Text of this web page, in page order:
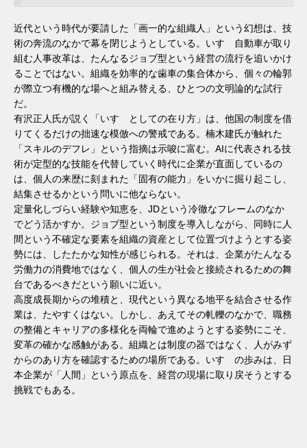
近代という時代が要請した「画一的な組織人」という幻想は、技
術の奔流のなかで幕を閉じようとしている。いすゞ自動車が取り
組む人事改革は、たんなるジョブ型という経営の流行を追いかけ
ることではない。組織を効率的な歯車の集合体から、個々の輪郭
が際立つ有機的な場へと組み替える、ひとつの文明論的な試行
だ。
有沢正人氏が説く「いすゞとしての在り方」は、他国の制度を借
りてくるだけの拙速な模倣への警戒である。楠木建氏が触れた
「スキルのデフレ」という指摘は示唆に富む。AIに代表される技
術が定型的な技能を代替していく時代に企業が直面しているの
は、個人の来歴に刻まれた「固有の能力」をいかに掘り起こし、
結集させるかという問いに他ならない。
定量化しづらい経験や知恵を、JDという冷徹なフレームのなか
でどう活かすか。ジョブ型という制度を導入しながら、同時に人
間という不確定な要素を組織の資産として位置づけようとする姿
勢には、したたかな知性が感じられる。それは、企業がたんなる
労働力の消費地ではなく、個人の生が社会と接続されるための舞
台であるべきだという願いに近い。
高度成長期からの堆積と、現代という異なる地平を結合させる作
業は、たやすくはない。しかし、あえてその軋轢のなかで、職務
の整備とキャリアの多様化を両輪で進めようとする姿勢にこそ、
変革の確かな感触がある。組織とは制度の器ではなく、人がみず
からのあり方を確認するための場所である。いすゞの歩みは、日
本企業が「人間」という原点を、経営の現場に取り戻そうとする
挑戦でもある。